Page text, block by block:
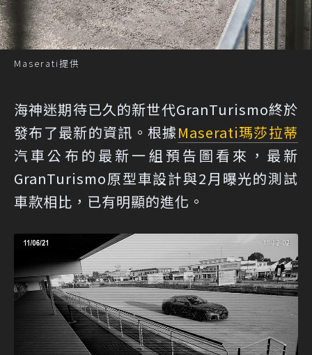
Maserati提供
海神迷期待已久的新世代GranTurismo終於
發布了最新的資訊。根據Maserati瑪莎拉蒂
汽車公布的最新一組預告圖看來，最新
GranTurismo原型車設計與2月曝光的測試
車款相比，已有明顯的進化。